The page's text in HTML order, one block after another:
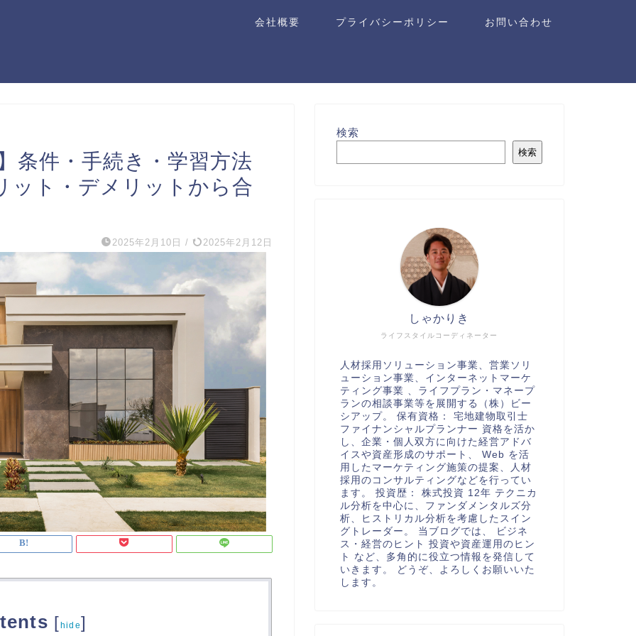
会社概要 プライバシーポリシー お問い合わせ
条件・手続き・学習方法
ット・デメリットから合
2025年2月10日 / 2025年2月12日
[hide]
検索
検索
ライフスタイルコーディネーター
しゃかりき
人材採用ソリューション事業、営業ソリ
ューション事業、インターネットマーケ
ティング事業 、ライフプラン・マネープ
ランの相談事業等を展開する（株）ビー
シアップ。 保有資格： 宅地建物取引士
ファイナンシャルプランナー 資格を活か
し、企業・個人双方に向けた経営アドバ
イスや資産形成のサポート、 Web を活
用したマーケティング施策の提案、人材
採用のコンサルティングなどを行ってい
ます。 投資歴： 株式投資 12年 テクニカ
ル分析を中心に、ファンダメンタルズ分
析、ヒストリカル分析を考慮したスイン
グトレーダー。 当ブログでは、 ビジネ
ス・経営のヒント 投資や資産運用のヒン
ト など、多角的に役立つ情報を発信して
いきます。 どうぞ、よろしくお願いいた
します。